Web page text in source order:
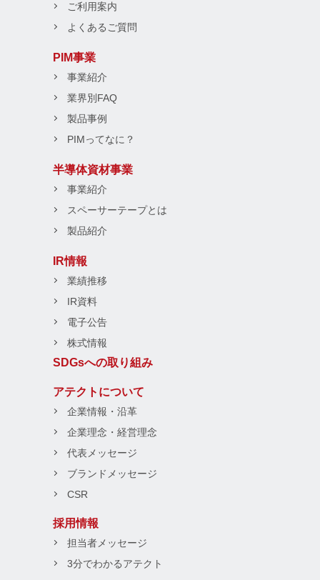
ご利用案内
よくあるご質問
PIM事業
事業紹介
業界別FAQ
製品事例
PIMってなに？
半導体資材事業
事業紹介
スペーサーテープとは
製品紹介
IR情報
業績推移
IR資料
電子公告
株式情報
SDGsへの取り組み
アテクトについて
企業情報・沿革
企業理念・経営理念
代表メッセージ
ブランドメッセージ
CSR
採用情報
担当者メッセージ
3分でわかるアテクト